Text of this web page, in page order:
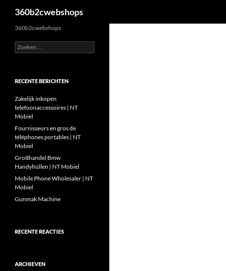
360b2cwebshops
360b2cwebshops
Zoeken
naar:
RECENTE BERICHTEN
Zakelijk inkopen
telefoonaccessoires | NT
Mobiel
Fournisseurs en gros de
téléphones portables | NT
Mobiel
Großhandel Bmw
Handyhüllen | NT Mobiel
Mobile Phone Wholesaler | NT
Mobiel
Gunmak Machine
RECENTE REACTIES
ARCHIEVEN